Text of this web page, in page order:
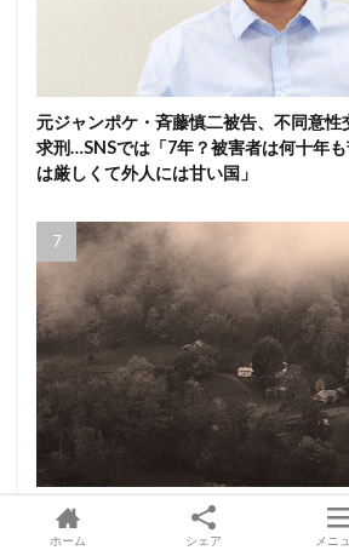
元ジャンポケ・斉藤慎二被告、不同意
求刑…SNSでは「7年？被害者は何十年
は厳しくて外人には甘い国」
世界を震撼させた「ウィッタカー一族
り返した家系に何が起きたのか？
ホーム シェア メニ